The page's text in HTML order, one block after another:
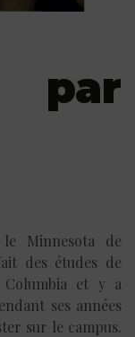
Minnesota de
des études de
et y a
ses années
sur le campus.